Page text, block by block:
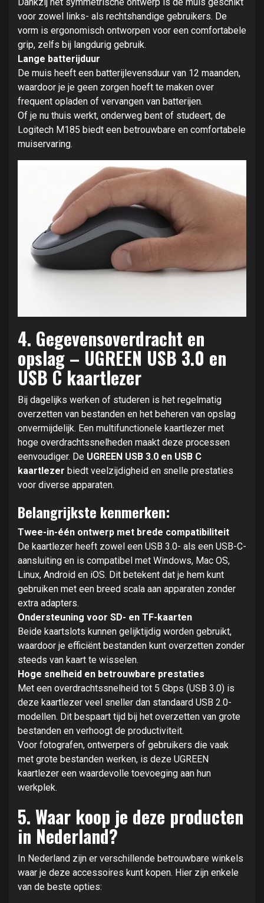
voor zowel links- als rechtshandige gebruikers. De
vorm is ergonomisch ontworpen voor een comfortabele
grip, zelfs bij langdurig gebruik.
Lange batterijduur
De muis heeft een batterijlevensduur van 12 maanden,
waardoor je je geen zorgen hoeft te maken over
frequent opladen of vervangen van batterijen.
Of je nu thuis werkt, onderweg bent of studeert, de
Logitech M185 biedt een betrouwbare en comfortabele
muiservaring.
4. Gegevensoverdracht en
opslag – UGREEN USB 3.0 en
USB C kaartlezer
Bij dagelijks werken of studeren is het regelmatig
overzetten van bestanden en het beheren van opslag
onvermijdelijk. Een multifunctionele kaartlezer met
hoge overdrachtssnelheden maakt deze processen
eenvoudiger. De UGREEN USB 3.0 en USB C
kaartlezer biedt veelzijdigheid en snelle prestaties
voor diverse apparaten.
Belangrijkste kenmerken:
Twee-in-één ontwerp met brede compatibiliteit
De kaartlezer heeft zowel een USB 3.0- als een USB-C-
aansluiting en is compatibel met Windows, Mac OS,
Linux, Android en iOS. Dit betekent dat je hem kunt
gebruiken met een breed scala aan apparaten zonder
extra adapters.
Ondersteuning voor SD- en TF-kaarten
Beide kaartslots kunnen gelijktijdig worden gebruikt,
waardoor je efficiënt bestanden kunt overzetten zonder
steeds van kaart te wisselen.
Hoge snelheid en betrouwbare prestaties
Met een overdrachtssnelheid tot 5 Gbps (USB 3.0) is
deze kaartlezer veel sneller dan standaard USB 2.0-
modellen. Dit bespaart tijd bij het overzetten van grote
bestanden en verhoogt de productiviteit.
Voor fotografen, ontwerpers of gebruikers die vaak
met grote bestanden werken, is deze UGREEN
kaartlezer een waardevolle toevoeging aan hun
werkplek.
5. Waar koop je deze producten
in Nederland?
In Nederland zijn er verschillende betrouwbare winkels
waar je deze accessoires kunt kopen. Hier zijn enkele
van de beste opties: